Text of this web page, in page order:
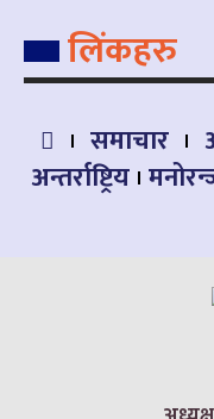
लिंकहरु
समाचार
अन्तर्राष्ट्रिय